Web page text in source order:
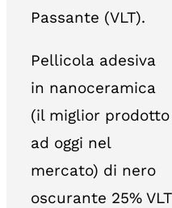
Passante (VLT).
Pellicola adesiva
in nanoceramica
(il miglior prodotto
ad oggi nel
mercato) di nero
oscurante 25% VLT